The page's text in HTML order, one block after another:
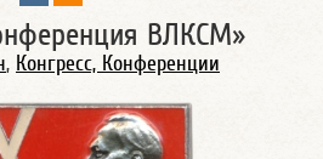
ВЛКСМ»
, Конгресс, Конференции